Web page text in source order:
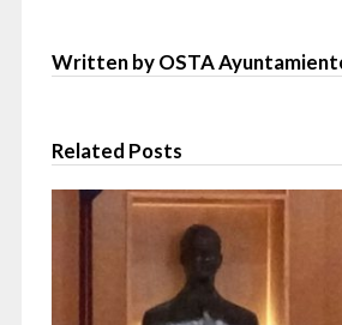
Written by OSTA
Related Posts